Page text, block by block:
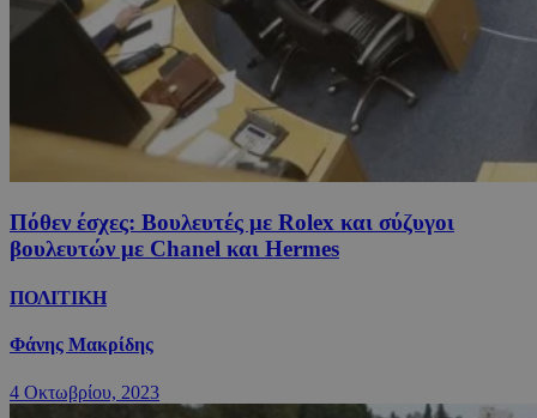
Πόθεν έσχες: Βουλευτές με Rolex και σύζυγοι
βουλευτών με Chanel και Hermes
ΠΟΛΙΤΙΚΗ
Φάνης Μακρίδης
4 Οκτωβρίου, 2023